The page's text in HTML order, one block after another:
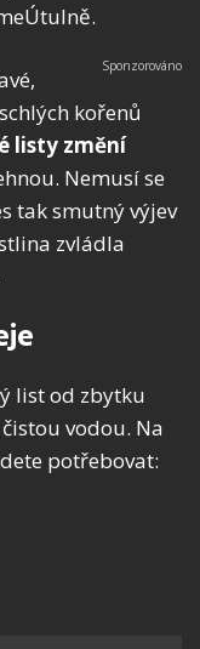
kořenů
listy změní
Nemusí se
tak smutný výjev
zvládla
list od zbytku
vodou. Na
potřebovat: